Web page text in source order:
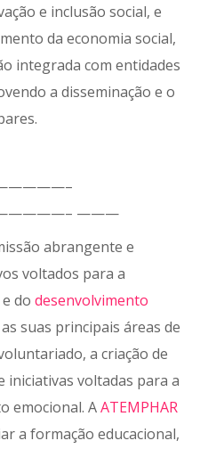
e inclusão social, e
da economia social,
integrada com entidades
a disseminação e o
———
abrangente e
voltados para a
e dodesenvolvimento
suas principais áreas de
a criação de
iniciativas voltadas para a
emocional. AATEMPHAR
a formação educacional,